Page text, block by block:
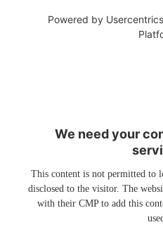
Powered by
We need your
This content is not permitted to
disclosed to the visitor. The
with their CMP to add this